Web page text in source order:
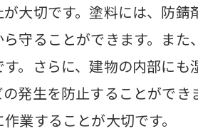
大切です。塗料には、防
守ることができます。ま
。さらに、建物の内部に
発生を防止することがで
業することが大切です。